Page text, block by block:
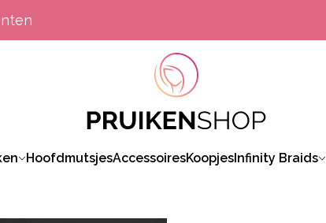
HoofdmutsjesAccessoiresKoopjesInfinity Braids